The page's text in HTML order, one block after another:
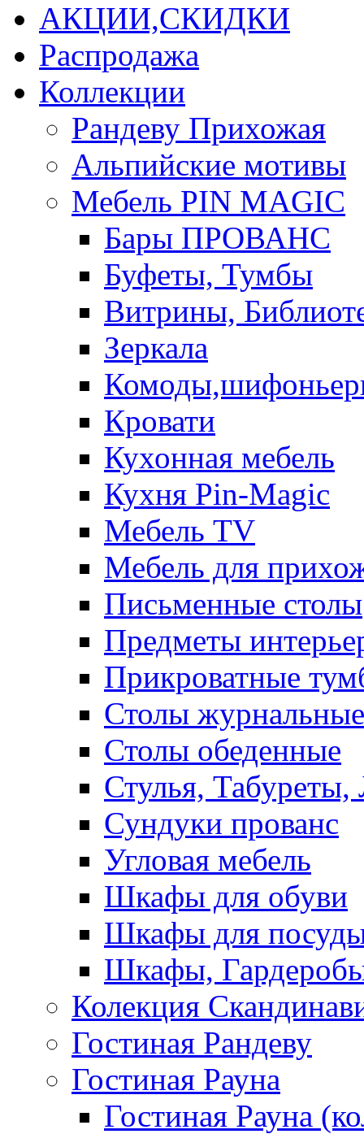
АКЦИИ,СКИДКИ
Распродажа
Коллекции
Рандеву Прихожая
Альпийские мотивы
Мебель PIN MAGIС
Бары ПРОВАНС
Буфеты, Тумбы
Витрины,
Зеркала
Кровати
Кухонная мебель
Кухня Pin-Magic
Мебель TV
Мебель для
Письменные столы
Предметы
Прикроватные
Столы журнальные
Столы обеденные
Стулья, Табуреты,
Сундуки прованс
Угловая мебель
Шкафы для обуви
Шкафы для
Шкафы,
Колекция
Гостиная Рандеву
Гостиная Рауна
Гостиная Рауна